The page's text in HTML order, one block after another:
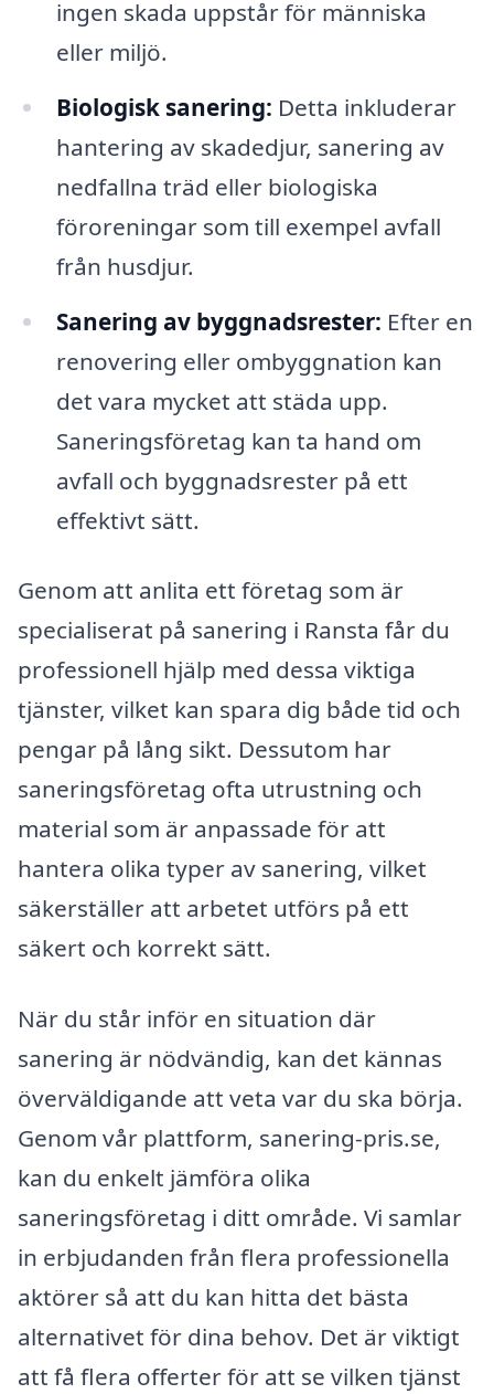
ingen skada uppstår för människa
eller miljö.
Biologisk sanering: Detta inkluderar
hantering av skadedjur, sanering av
nedfallna träd eller biologiska
föroreningar som till exempel avfall
från husdjur.
Sanering av byggnadsrester: Efter en
renovering eller ombyggnation kan
det vara mycket att städa upp.
Saneringsföretag kan ta hand om
avfall och byggnadsrester på ett
effektivt sätt.
Genom att anlita ett företag som är
specialiserat på sanering i Ransta får du
professionell hjälp med dessa viktiga
tjänster, vilket kan spara dig både tid och
pengar på lång sikt. Dessutom har
saneringsföretag ofta utrustning och
material som är anpassade för att
hantera olika typer av sanering, vilket
säkerställer att arbetet utförs på ett
säkert och korrekt sätt.
När du står inför en situation där
sanering är nödvändig, kan det kännas
överväldigande att veta var du ska börja.
Genom vår plattform, sanering-pris.se,
kan du enkelt jämföra olika
saneringsföretag i ditt område. Vi samlar
in erbjudanden från flera professionella
aktörer så att du kan hitta det bästa
alternativet för dina behov. Det är viktigt
att få flera offerter för att se vilken tjänst